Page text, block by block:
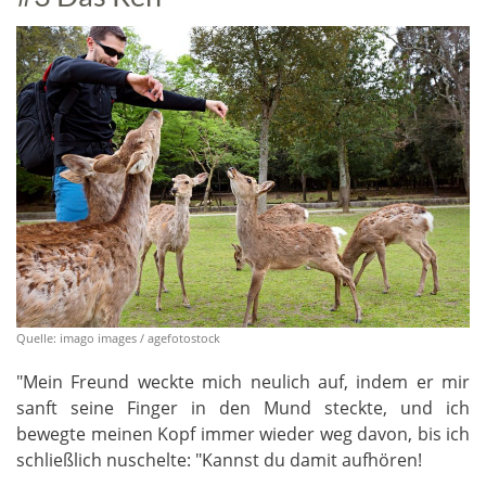
Quelle: imago images / agefotostock
"Mein Freund weckte mich neulich auf, indem er mir
sanft seine Finger in den Mund steckte, und ich
bewegte meinen Kopf immer wieder weg davon, bis ich
schließlich nuschelte: "Kannst du damit aufhören!